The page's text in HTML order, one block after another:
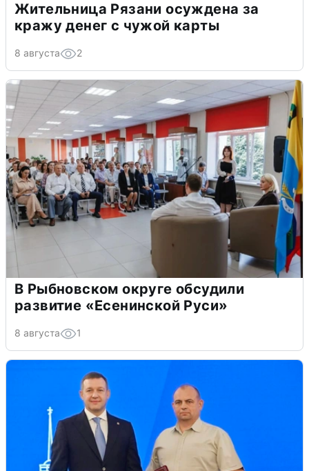
Жительница Рязани осуждена за
кражу денег с чужой карты
8 августа 2
В Рыбновском округе обсудили
развитие «Есенинской Руси»
8 августа 1